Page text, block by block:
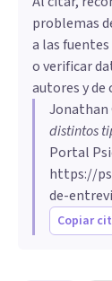
problemas
a las
o verificar
autores y de
Jonathan
distintos
Portal
https://
de-
Copiar